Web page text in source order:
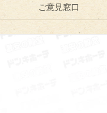
ご意見窓口